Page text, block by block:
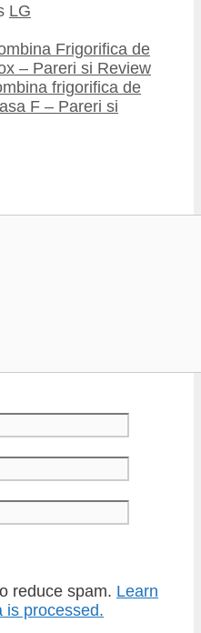
LG
Frigorifica de
– Pareri si Review
frigorifica de
F – Pareri si
reduce spam. Learn
is processed.